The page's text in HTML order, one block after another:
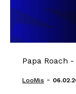
Papa Roach
LooMis -